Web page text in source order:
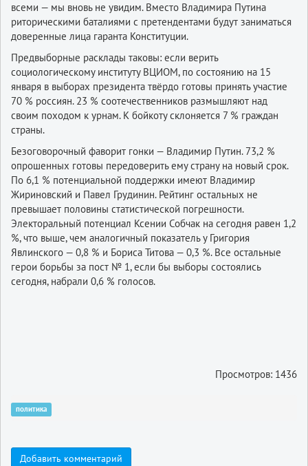
всеми — мы вновь не увидим. Вместо Владимира Путина
риторическими баталиями с претендентами будут заниматься
доверенные лица гаранта Конституции.
Предвыборные расклады таковы: если верить
социологическому институту ВЦИОМ, по состоянию на 15
января в выборах президента твёрдо готовы принять участие
70 % россиян. 23 % соотечественников размышляют над
своим походом к урнам. К бойкоту склоняется 7 % граждан
страны.
Безоговорочный фаворит гонки — Владимир Путин. 73,2 %
опрошенных готовы передоверить ему страну на новый срок.
По 6,1 % потенциальной поддержки имеют Владимир
Жириновский и Павел Грудинин. Рейтинг остальных не
превышает половины статистической погрешности.
Электоральный потенциал Ксении Собчак на сегодня равен 1,2
%, что выше, чем аналогичный показатель у Григория
Явлинского — 0,8 % и Бориса Титова — 0,3 %. Все остальные
герои борьбы за пост № 1, если бы выборы состоялись
сегодня, набрали 0,6 % голосов.
Просмотров: 1436
политика
Добавить комментарий